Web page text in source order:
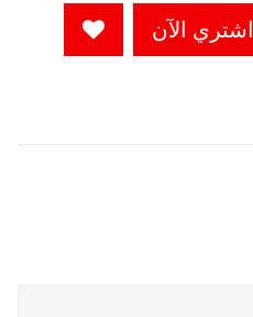
اشتري الآن